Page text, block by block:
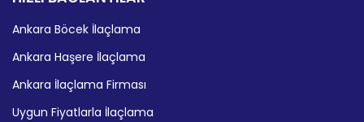
Ankara Böcek İlaçlama
Ankara Haşere İlaçlama
Ankara İlaçlama Firması
Uygun Fiyatlarla İlaçlama